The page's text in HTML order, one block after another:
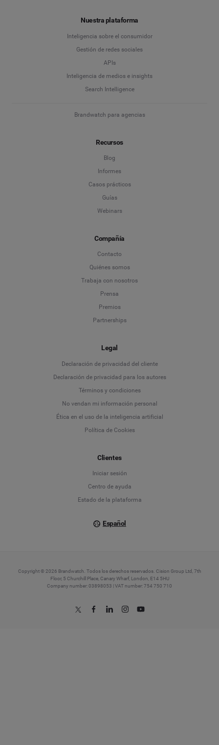
Nuestra plataforma
Inteligencia sobre el consumidor
Gestión de redes sociales
APIs
Inteligencia de medios e insights
Search Intelligence
Brandwatch para agencias
Recursos
Blog
Informes
Casos prácticos
Guías
Webinars
Compañía
Contacto
Quiénes somos
Trabaja con nosotros
Prensa
Premios
Partnerships
Legal
Declaración de privacidad del cliente
Declaración de privacidad para los autores
Términos y condiciones
No vendan mi información personal
Ética en el uso de la inteligencia artificial
Política de Cookies
Clientes
Iniciar sesión
Centro de ayuda
Estado de la plataforma
Español
Copyright © 2026 Brandwatch. Todos los derechos reservados. Cision Group Ltd, 7th
Floor, 5 Churchill Place, Canary Wharf, London, E14 5HU
Company number: 03898053 | VAT number: 754 750 710